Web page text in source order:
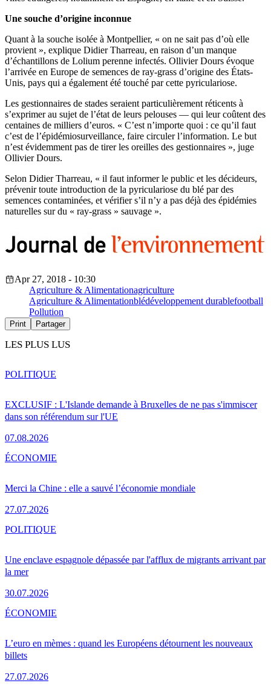
Une souche d’origine inconnue
Quant à la souche isolée à Montpellier, « on ne sait pas d’où elle
provient », explique Didier Tharreau, en raison d’un manque
d’échantillons de Lolium perenne infectés. Ollivier Dours évoque
l’arrivée en Europe de semences de ray-grass d’origine des États-
Unis, pays qui a également été touché par cette pyriculariose.
Les gestionnaires de stades seraient particulièrement réticents à
s’exprimer au sujet de l’état de leurs pelouses — qui leur coûtent des
centaines de milliers d’euros. « C’est n’importe quoi : ce qu’il faut
c’est de l’épidémiosurveillance, faire circuler l’information. Le but
n’est évidemment pas de tirer les oreilles des gestionnaires », juge
Ollivier Dours.
Selon Didier Tharreau, « il faut informer le public et les décideurs,
prévenir toute introduction de la pyriculariose du blé par des
semences contaminées, et vérifier s’il n’y a pas déjà des épidémies
naturelles sur du « ray-grass » sauvage ».
Apr 27, 2018 - 10:30
Agriculture & Alimentationagriculture
Agriculture & Alimentationblédéveloppement durablefootball
Pollution
Print Partager
LES PLUS LUS
EXCLUSIF : L'Islande demande à Bruxelles de ne pas s'immiscer
dans son référendum sur l'UE
07.08.2026
POLITIQUE
Merci la Chine : elle a sauvé l’économie mondiale
27.07.2026
ÉCONOMIE
Une enclave espagnole dépassée par l'afflux de migrants arrivant par
la mer
30.07.2026
POLITIQUE
L’euro en mèmes : quand les Européens détournent les nouveaux
billets
27.07.2026
ÉCONOMIE